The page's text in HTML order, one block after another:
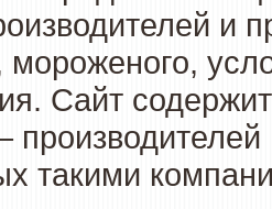
и
мороженого,
Сайт
такими